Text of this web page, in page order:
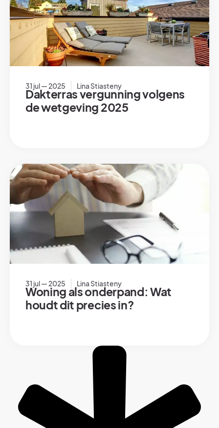
31 jul — 2025 Lina Stiasteny
Dakterras vergunning volgens
de wetgeving 2025
31 jul — 2025 Lina Stiasteny
Woning als onderpand: Wat
houdt dit precies in?